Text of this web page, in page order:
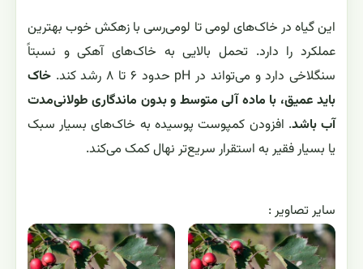
این گیاه در خاک‌های لومی تا لومی‌رسی با زهکش خوب بهترین
عملکرد را دارد. تحمل بالایی به خاک‌های آهکی و نسبتاً
سنگلاخی دارد و می‌تواند در pH حدود ۶ تا ۸ رشد کند.
خاک
باید عمیق، با ماده آلی متوسط و بدون ماندگاری طولانی‌مدت
آب باشد. افزودن کمپوست پوسیده به خاک‌های بسیار سبک
یا بسیار فقیر به استقرار سریع‌تر نهال کمک می‌کند.
ساير تصاوير :